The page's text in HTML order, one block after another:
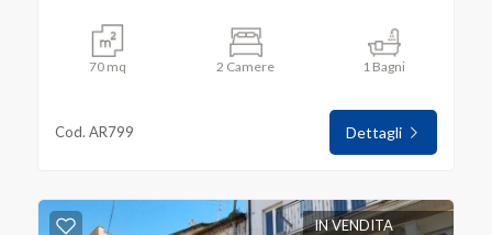
70 mq 2 Camere 1 Bagni
Cod. AR799 Dettagli
IN VENDITA